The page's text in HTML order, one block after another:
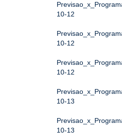
10-12
10-12
10-12
10-13
10-13